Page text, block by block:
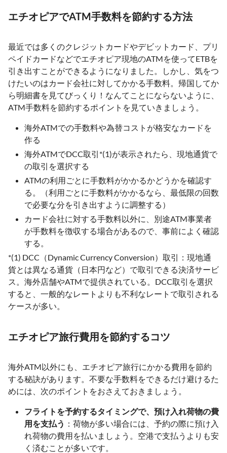
エチオピアでATM手数料を節約する方法
最近では多くのクレジットカードやデビットカード、プリ
ペイドカードなどでエチオピア現地のATMを使ってETBを
引き出すことができるようになりました。しかし、気をつ
けたいのはカード会社に対してかかる手数料。帰国してか
ら明細書を見てびっくり！なんてことにならないように、
ATM手数料を節約するポイントを見ていきましょう。
海外ATMでの手数料や為替コストが格安なカードを
作る
海外ATMでDCC取引*(1)が表示されたら、現地通貨で
の取引を選択する
ATMの利用ごとに手数料がかかるかどうかを確認す
る。（利用ごとに手数料がかかるなら、最低限の回数
で必要な分を引き出すように調整する）
カード会社に対する手数料以外に、別途ATM事業者
が手数料を徴収する場合があるので、事前によく確認
する。
*(1) DCC（Dynamic Currency Conversion）取引：現地通
貨とは異なる通貨（日本円など）で取引できる決済サービ
ス。海外店舗やATMで提供されている。DCC取引を選択
すると、一般的なレートよりも不利なレートで取引される
ケースが多い。
エチオピア旅行費用を節約するコツ
海外ATM以外にも、エチオピア旅行にかかる費用を節約
する秘訣があります。不要な手数料をできるだけ避けるた
めには、次のポイントをおさえておきましょう。
フライトを予約するタイミングで、預け入れ荷物の費
用を支払う ：荷物が多い場合には、予約の際に預け入
れ荷物の費用を払いましょう。空港で支払うよりも安
く済むことが多いです。